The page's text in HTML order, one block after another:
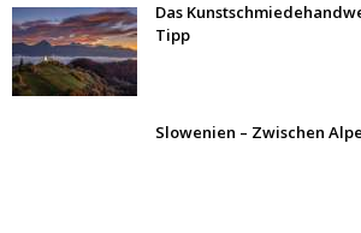
Das
Tipp
Slowenien – Zwischen